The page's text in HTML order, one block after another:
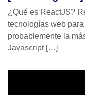
¿Qué es ReactJS?
tecnologías web
probablemente la
Javascript […]